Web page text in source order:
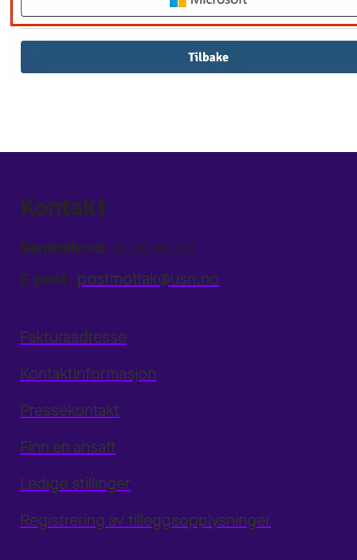
Kontakt
Sentralbord: 31 00 80 00
E-post: postmottak@usn.no
Fakturaadresse
Kontaktinformasjon
Pressekontakt
Finn en ansatt
Ledige stillinger
Registrering av tilleggsopplysninger